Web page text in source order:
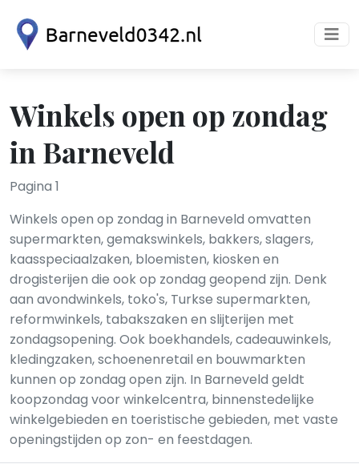
Winkels open op zondag
in Barneveld
Pagina 1
Winkels open op zondag in Barneveld omvatten
supermarkten, gemakswinkels, bakkers, slagers,
kaasspeciaalzaken, bloemisten, kiosken en
drogisterijen die ook op zondag geopend zijn. Denk
aan avondwinkels, toko's, Turkse supermarkten,
reformwinkels, tabakszaken en slijterijen met
zondagsopening. Ook boekhandels, cadeauwinkels,
kledingzaken, schoenenretail en bouwmarkten
kunnen op zondag open zijn. In Barneveld geldt
koopzondag voor winkelcentra, binnenstedelijke
winkelgebieden en toeristische gebieden, met vaste
openingstijden op zon- en feestdagen.